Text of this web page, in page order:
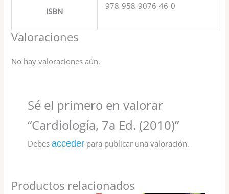
ISBN
978-958-9076-46-0
Valoraciones
No hay valoraciones aún.
Sé el primero en valorar
“Cardiología, 7a Ed. (2010)”
Debes accederpara publicar una valoración.
Productos relacionados